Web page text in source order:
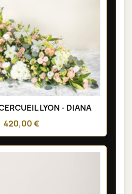
LYON - DIANA
420,00 €